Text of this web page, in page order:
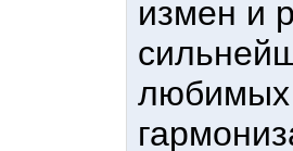
измен и
любимых